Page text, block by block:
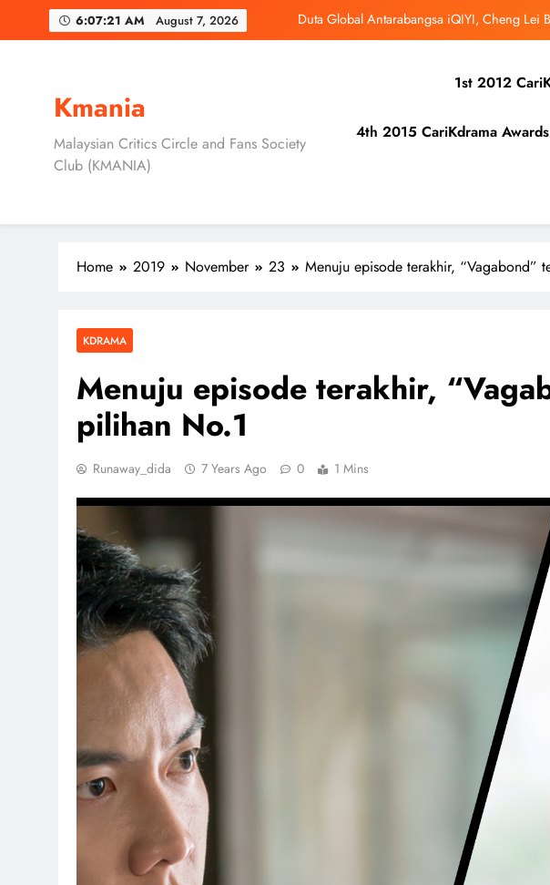
6:07:23 AM August 7, 2026
‘Dibunuh atau
Duta Global Antarabangsa iQIYI, Cheng
‘Dibunuh atau
Kmania
Malaysian Critics Circle and Fans Society
Club (KMANIA)
1st 2012
4th 2015 CariKdrama Awards
Home 2019 November 23 Menuju episode terakhir, “Vagabond”
KDRAMA
Menuju episode terakhir,
pilihan No.1
Runaway_dida 7 Years Ago 0 1 Mins